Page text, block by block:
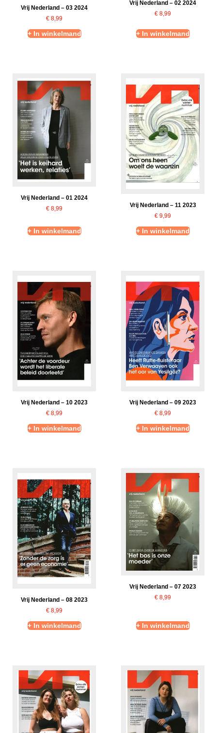
Vrij Nederland – 03 2024
€ 8,99
+ In winkelmand
Vrij Nederland – 02 2024
€ 8,99
+ In winkelmand
Vrij Nederland – 01 2024
€ 8,99
+ In winkelmand
Vrij Nederland – 11 2023
€ 9,99
+ In winkelmand
Vrij Nederland – 10 2023
€ 8,99
+ In winkelmand
Vrij Nederland – 09 2023
€ 8,99
+ In winkelmand
Vrij Nederland – 08 2023
€ 8,99
+ In winkelmand
Vrij Nederland – 07 2023
€ 8,99
+ In winkelmand